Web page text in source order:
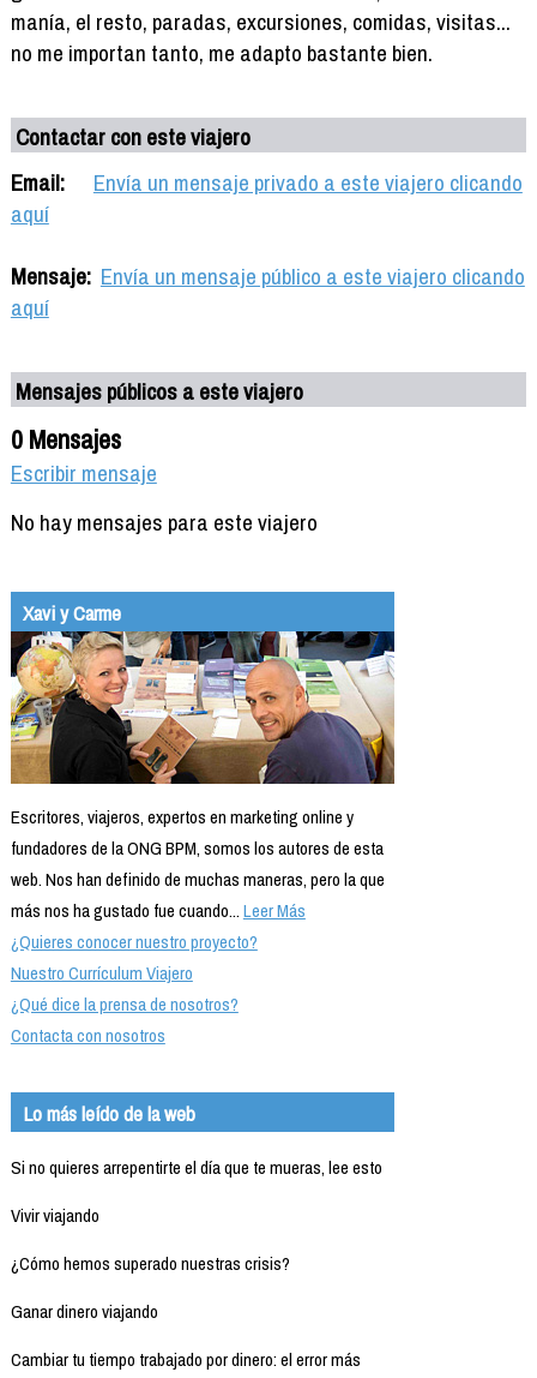
manía, el resto, paradas, excursiones, comidas, visitas...
no me importan tanto, me adapto bastante bien.
Contactar con este viajero
Email:
Envía un mensaje privado a este viajero clicando
aquí
Mensaje: Envía un mensaje público a este viajero clicando
aquí
Mensajes públicos a este viajero
0 Mensajes
Escribir mensaje
No hay mensajes para este viajero
Xavi y Carme
Escritores, viajeros, expertos en marketing online y
fundadores de la ONG BPM, somos los autores de esta
web. Nos han definido de muchas maneras, pero la que
más nos ha gustado fue cuando...Leer Más
¿Quieres conocer nuestro proyecto?
Nuestro Currículum Viajero
¿Qué dice la prensa de nosotros?
Contacta con nosotros
Lo más leído de la web
Si no quieres arrepentirte el día que te mueras, lee esto
Vivir viajando
¿Cómo hemos superado nuestras crisis?
Ganar dinero viajando
Cambiar tu tiempo trabajado por dinero: el error más